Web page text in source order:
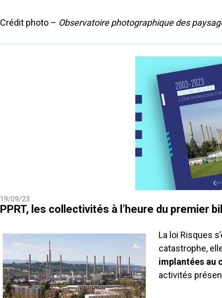
Crédit photo – Observatoire photographique des
19/09/23
PPRT, les collectivités à l’heure du premier
La loi Risques
catastrophe,
implantées au
activités